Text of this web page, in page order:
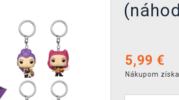
5,99 €
Nákupom